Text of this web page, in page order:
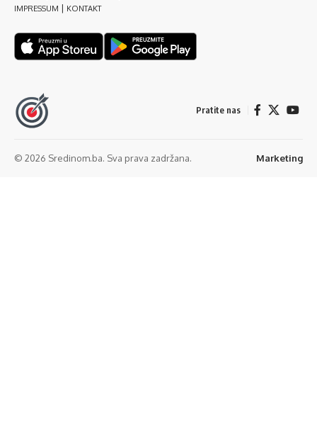
IMPRESSUM | KONTAKT
Pratite nas
© 2026 Sredinom.ba. Sva prava zadržana. Marketing